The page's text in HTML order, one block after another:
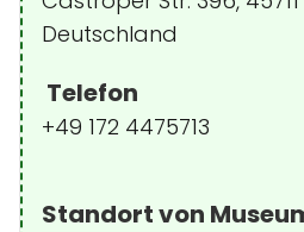
Deutschland
Telefon
+49 172 4475713
Standort von